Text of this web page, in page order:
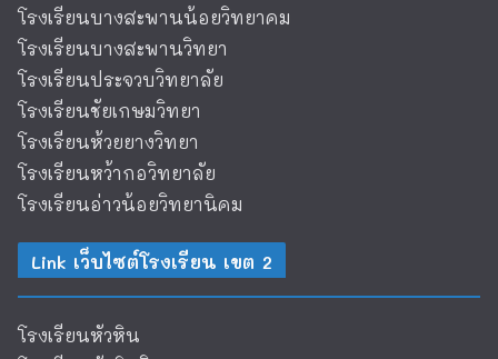
โรงเรียนบางสะพานน้อยวิทยาคม
โรงเรียนบางสะพานวิทยา
โรงเรียนประจวบวิทยาลัย
โรงเรียนชัยเกษมวิทยา
โรงเรียนห้วยยางวิทยา
โรงเรียนหว้ากอวิทยาลัย
โรงเรียนอ่าวน้อยวิทยานิคม
Link เว็บไซต์โรงเรียน เขต 2
โรงเรียนหัวหิน